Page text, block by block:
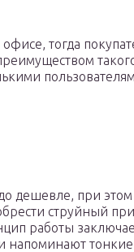
тогда
дешевле, при
струйный
работы
напоминают